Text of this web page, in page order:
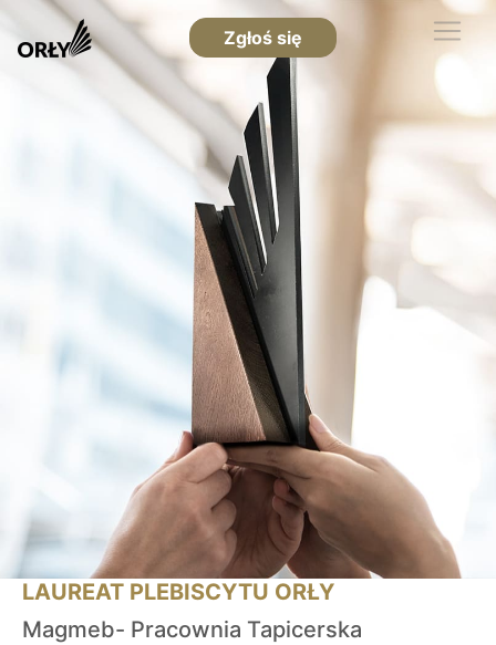
Zgłoś się
LAUREAT PLEBISCYTU ORŁY
Magmeb- Pracownia Tapicerska